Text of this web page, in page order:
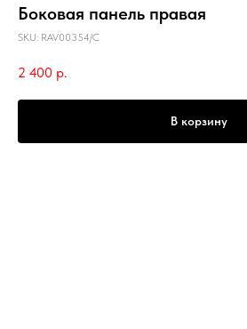
Боковая панель правая
SKU: RAV00354/C
2 400 р.
В корзину